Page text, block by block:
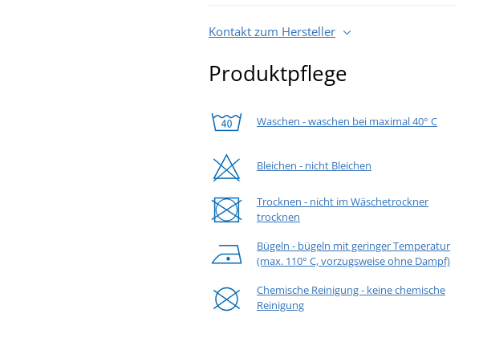
Kontakt zum Hersteller
Produktpflege
Waschen - waschen bei maximal 40° C
Bleichen - nicht Bleichen
Trocknen - nicht im Wäschetrockner
trocknen
Bügeln - bügeln mit geringer Temperatur
(max. 110° C, vorzugsweise ohne Dampf)
Chemische Reinigung - keine chemische
Reinigung